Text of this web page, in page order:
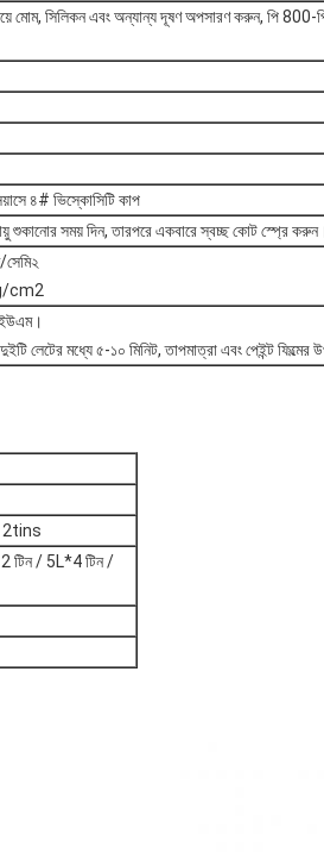
মোম, সিলিকন এবং অন্যান্য দূষণ অপসারণ করুন, পি
৪# ভিস্কোসিটি কাপ
শুকানোর সময় দিন, তারপরে একবারে স্বচ্ছ কোট স্প্রে
সেমি২
cm2
লেটের মধ্যে ৫-১০ মিনিট, তাপমাত্রা এবং পেইন্ট ফিল্মের
টিন / 5L*4 টিন /